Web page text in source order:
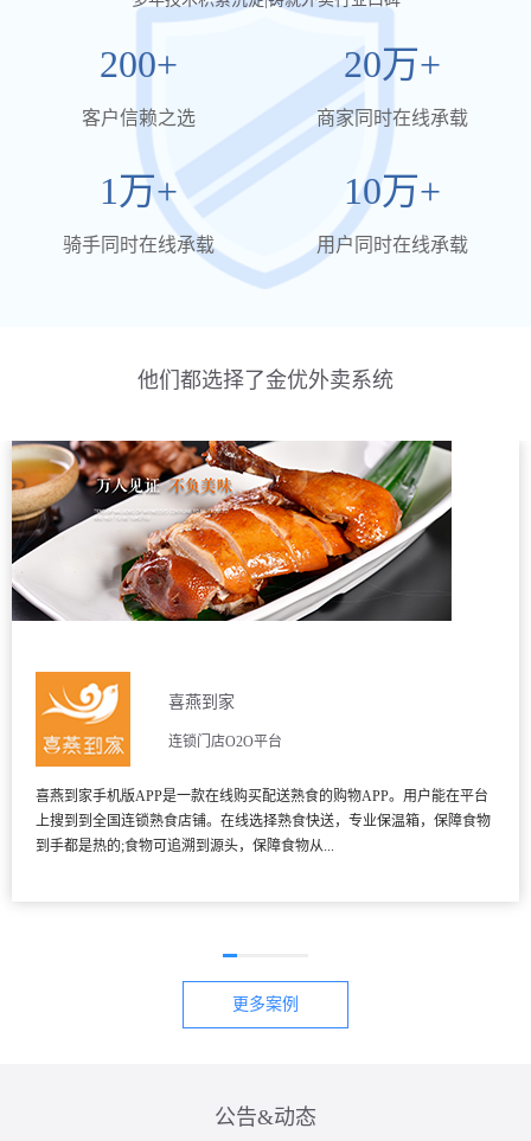
200+
客户信赖之选
20万+
商家同时在线承载
1万+
骑手同时在线承载
10万+
用户同时在线承载
他们都选择了金优外卖系统
喜燕到家
连锁门店O2O平台
喜燕到家手机版APP是一款在线购买配送熟食的购物APP。用户能在平台
上搜到到全国连锁熟食店铺。在线选择熟食快送，专业保温箱，保障食物
到手都是热的;食物可追溯到源头，保障食物从...
更多案例
公告&动态